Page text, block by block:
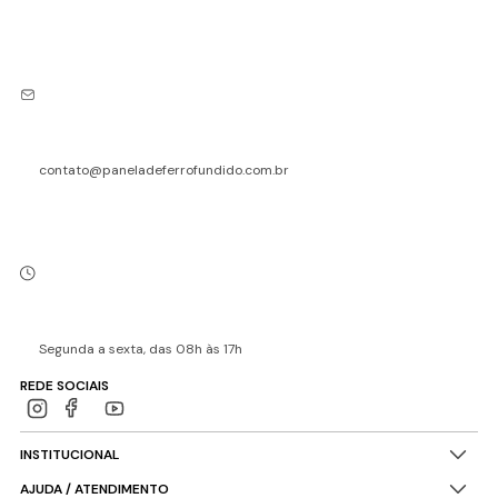
contato@paneladeferrofundido.com.br
Segunda a sexta, das 08h às 17h
REDE SOCIAIS
INSTITUCIONAL
AJUDA / ATENDIMENTO